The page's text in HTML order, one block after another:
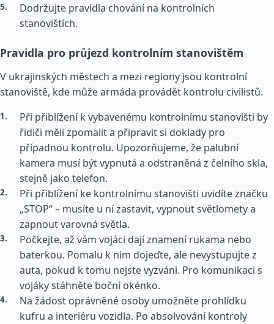
Dodržujte pravidla chování na kontrolních
stanovištích.
Pravidla pro průjezd kontrolním stanovištěm
V ukrajinských městech a mezi regiony jsou kontrolní
stanoviště, kde může armáda provádět kontrolu civilistů.
Při přiblížení k vybavenému kontrolnímu stanovišti by
řidiči měli zpomalit a připravit si doklady pro
případnou kontrolu. Upozorňujeme, že palubní
kamera musí být vypnutá a odstraněná z čelního skla,
stejně jako telefon.
Při přiblížení ke kontrolnímu stanovišti uvidíte značku
„STOP“ – musíte u ní zastavit, vypnout světlomety a
zapnout varovná světla.
Počkejte, až vám vojáci dají znamení rukama nebo
baterkou. Pomalu k nim dojeďte, ale nevystupujte z
auta, pokud k tomu nejste vyzváni. Pro komunikaci s
vojáky stáhněte boční okénko.
Na žádost oprávněné osoby umožněte prohlídku
kufru a interiéru vozidla. Po absolvování kontroly